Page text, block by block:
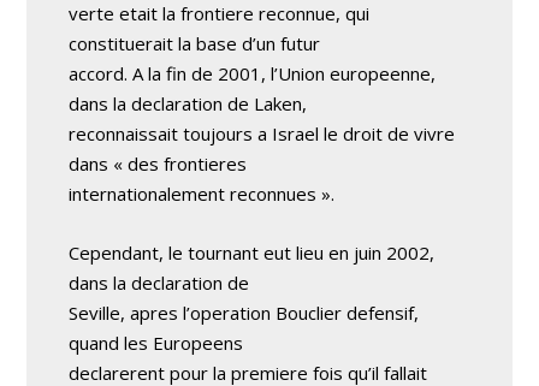
verte etait la frontiere reconnue, qui
constituerait la base d’un futur
accord. A la fin de 2001, l’Union europeenne,
dans la declaration de Laken,
reconnaissait toujours a Israel le droit de vivre
dans « des frontieres
internationalement reconnues ».
Cependant, le tournant eut lieu en juin 2002,
dans la declaration de
Seville, apres l’operation Bouclier defensif,
quand les Europeens
declarerent pour la premiere fois qu’il fallait